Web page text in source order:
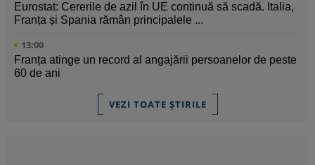
Eurostat: Cererile de azil în UE continuă să scadă. Italia,
Franța și Spania rămân principalele ...
13:00
Franța atinge un record al angajării persoanelor de peste
60 de ani
VEZI TOATE ȘTIRILE